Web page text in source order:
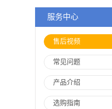
服务中心
售后视频
常见问题
产品介绍
选购指南